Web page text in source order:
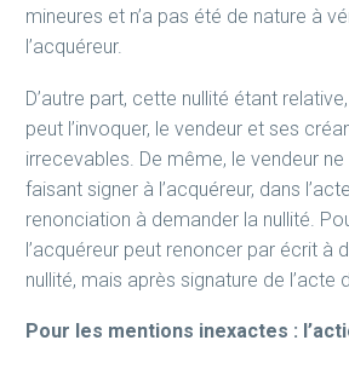
mineures et n’a pas été de nature à
l’acquéreur.
D’autre part, cette nullité étant
peut l’invoquer, le vendeur et ses
irrecevables. De même, le vendeur
faisant signer à l’acquéreur, dans
renonciation à demander la nullité.
l’acquéreur peut renoncer par écrit à
nullité, mais après signature de l’acte
Pour les mentions inexactes :